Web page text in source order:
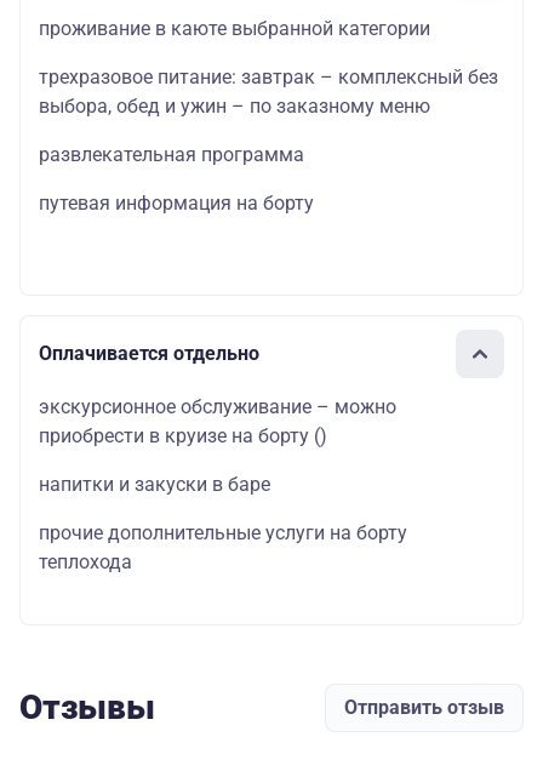
проживание в каюте выбранной категории
трехразовое питание: завтрак – комплексный без
выбора, обед и ужин – по заказному меню
развлекательная программа
путевая информация на борту
Оплачивается отдельно
экскурсионное обслуживание – можно
приобрести в круизе на борту ()
напитки и закуски в баре
прочие дополнительные услуги на борту
теплохода
Отзывы Отправить отзыв